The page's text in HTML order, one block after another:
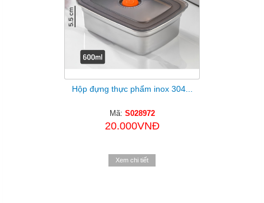
Hộp đựng thực phẩm inox 304...
Mã: S028972
20.000VNĐ
Xem chi tiết